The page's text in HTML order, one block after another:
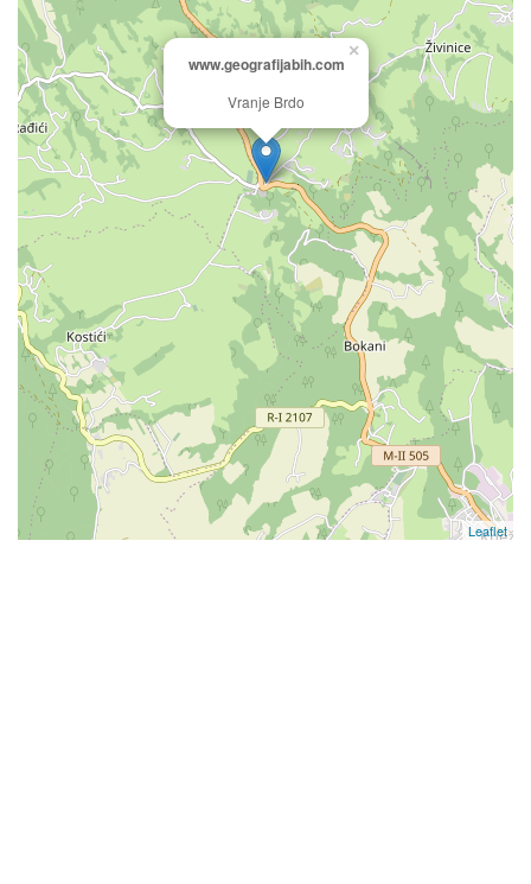
www.geografijabih.com
Vranje Brdo
×
Leaflet